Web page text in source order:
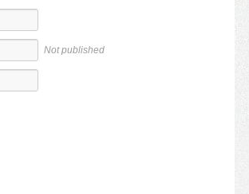
Not published